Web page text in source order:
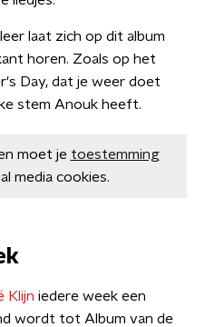
laat zich op dit album
horen. Zoals op het
Day, dat je weer doet
stem Anouk heeft.
moet je toestemming
media cookies.
Klijn iedere week een
wordt tot Album van de